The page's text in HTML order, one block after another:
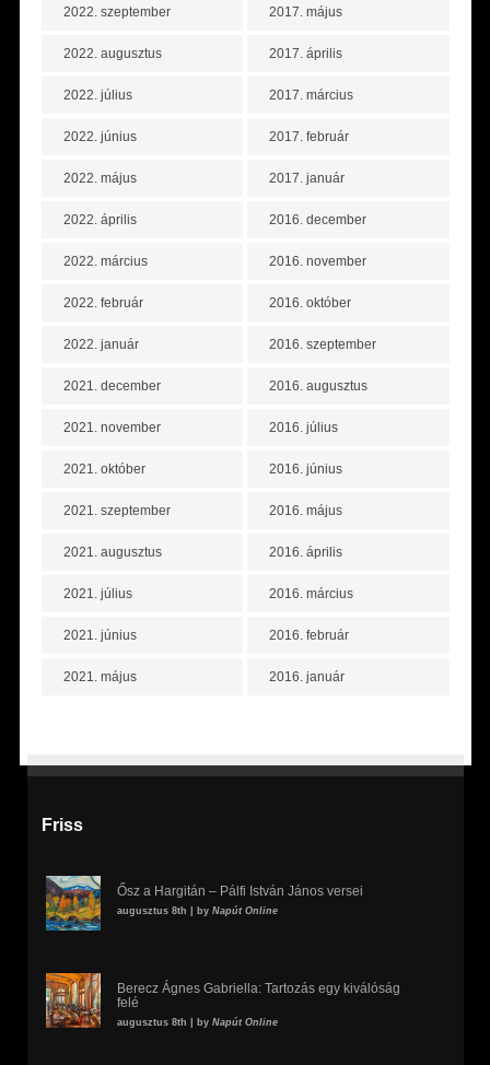
2022. szeptember
2022. augusztus
2022. július
2022. június
2022. május
2022. április
2022. március
2022. február
2022. január
2021. december
2021. november
2021. október
2021. szeptember
2021. augusztus
2021. július
2021. június
2021. május
2017. május
2017. április
2017. március
2017. február
2017. január
2016. december
2016. november
2016. október
2016. szeptember
2016. augusztus
2016. július
2016. június
2016. május
2016. április
2016. március
2016. február
2016. január
Friss
Ősz a Hargitán – Pálfi István János versei
augusztus 8th | by Napút Online
Berecz Ágnes Gabriella: Tartozás egy kiválóság
felé
augusztus 8th | by Napút Online